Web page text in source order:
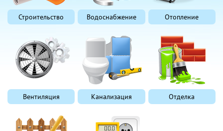
Строительство Водоснабжение Отопление
Вентиляция Канализация Отделка